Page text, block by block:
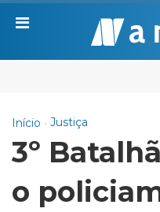
Início Justiça
3º
o